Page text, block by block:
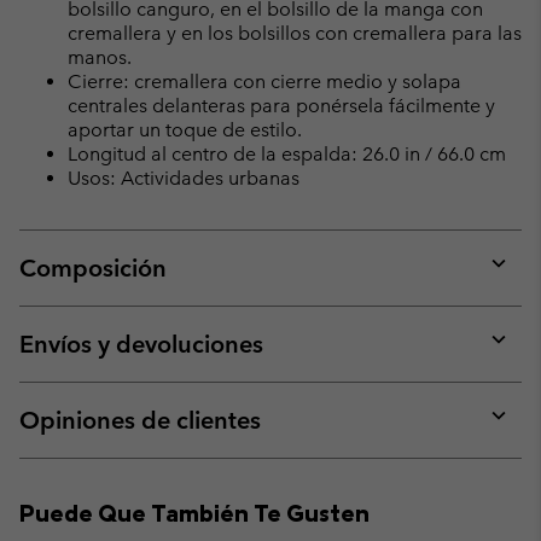
bolsillo canguro, en el bolsillo de la manga con
cremallera y en los bolsillos con cremallera para las
manos.
Cierre: cremallera con cierre medio y solapa
centrales delanteras para ponérsela fácilmente y
aportar un toque de estilo.
Longitud al centro de la espalda: 26.0 in / 66.0 cm
Usos: Actividades urbanas
Composición
or
Envíos y devoluciones
or
Opiniones de clientes
or
Puede Que También Te Gusten